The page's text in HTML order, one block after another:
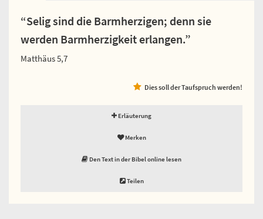
“Selig sind die Barmherzigen; denn sie
werden Barmherzigkeit erlangen.”
Matthäus 5,7
Dies soll der Taufspruch werden!
Erläuterung
Merken
Den Text in der Bibel online lesen
Teilen